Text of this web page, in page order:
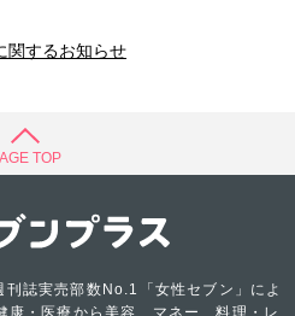
関するお知らせ
TOP
刊誌実売部数No.1「女性セブン」によ
康・医療から美容、マネー、料理・レ